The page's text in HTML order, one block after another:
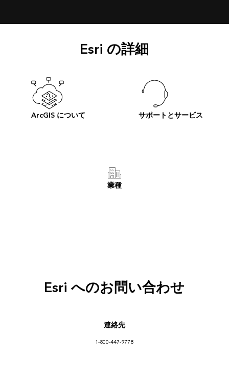
Esri の詳細
ArcGIS について サポートとサービス
業種
Esri へのお問い合わせ
連絡先
1-800-447-9778